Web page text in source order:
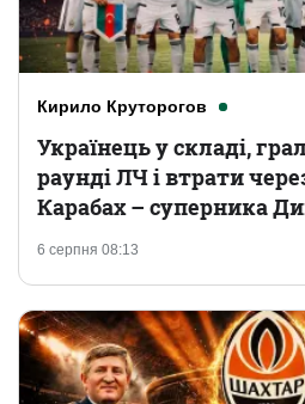
Кирило Круторогов
6 серпня 08:13
Українець у складі,
раунді ЛЧ і втрати
Карабах – суперника